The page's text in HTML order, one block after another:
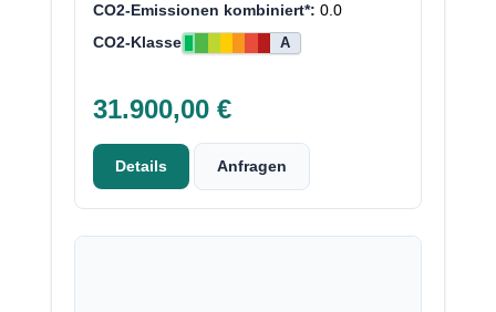
CO2-Emissionen kombiniert*: 0.0
CO2-Klasse
A
31.900,00 €
Details Anfragen